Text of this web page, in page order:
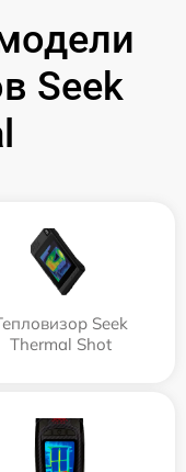
Seek
Seek
Thermal Shot